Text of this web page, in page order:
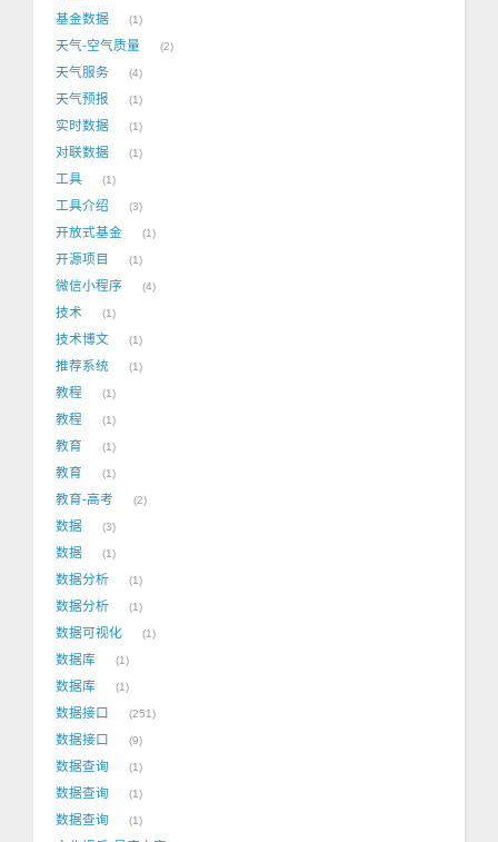
基金数据 1
天气-空气质量 2
天气服务 4
天气预报 1
实时数据 1
对联数据 1
工具 1
工具介绍 3
开放式基金 1
开源项目 1
微信小程序 4
技术 1
技术博文 1
推荐系统 1
教程 1
教程 1
教育 1
教育 1
教育-高考 2
数据 3
数据 1
数据分析 1
数据分析 1
数据可视化 1
数据库 1
数据库 1
数据接口 251
数据接口 9
数据查询 1
数据查询 1
数据查询 1